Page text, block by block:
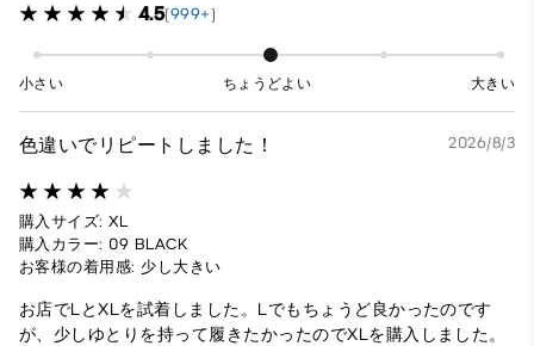
4.5(999+)
小さい ちょうどよい 大きい
色違いでリピートしました！ 2026/8/3
購入サイズ: XL
購入カラー: 09 BLACK
お客様の着用感: 少し大きい
お店でLとXLを試着しました。Lでもちょうど良かったのです
が、少しゆとりを持って履きたかったのでXLを購入しました。